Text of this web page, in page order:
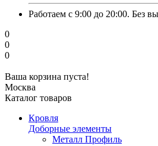
Работаем с 9:00 до 20:00. Без
0
0
0
Ваша корзина пуста!
Москва
Каталог товаров
Кровля
Доборные элементы
Металл Профиль